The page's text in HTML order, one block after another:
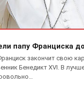
папу Франциска
закончит свою
Бенедикт XVI. В